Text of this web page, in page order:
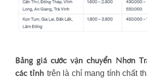
Bảng giá cước vận chuyển Nhơn
các tỉnh trên là chỉ mang tính chất